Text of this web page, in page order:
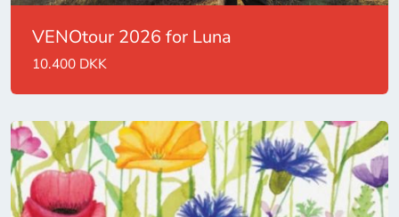
VENOtour 2026 for Luna
10.400 DKK